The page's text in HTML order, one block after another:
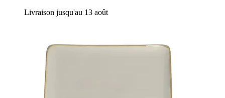
Livraison jusqu'au 13 août